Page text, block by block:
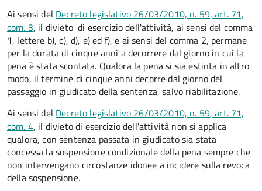
Ai sensi del Decreto legislativo 26/03/2010, n. 59, art. 71,
com. 3, il divieto di esercizio dell'attività, ai sensi del comma
1, lettere b), c), d), e) ed f), e ai sensi del comma 2, permane
per la durata di cinque anni a decorrere dal giorno in cui la
pena è stata scontata. Qualora la pena si sia estinta in altro
modo, il termine di cinque anni decorre dal giorno del
passaggio in giudicato della sentenza, salvo riabilitazione.
Ai sensi del Decreto legislativo 26/03/2010, n. 59, art. 71,
com. 4, il divieto di esercizio dell'attività non si applica
qualora, con sentenza passata in giudicato sia stata
concessa la sospensione condizionale della pena sempre che
non intervengano circostanze idonee a incidere sulla revoca
della sospensione.